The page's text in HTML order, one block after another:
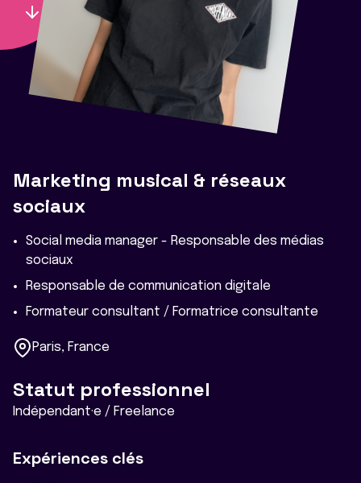
Marketing musical & réseaux
sociaux
Social media manager - Responsable des médias
sociaux
Responsable de communication digitale
Formateur consultant / Formatrice consultante
Paris, France
Statut professionnel
Indépendant·e / Freelance
Expériences clés